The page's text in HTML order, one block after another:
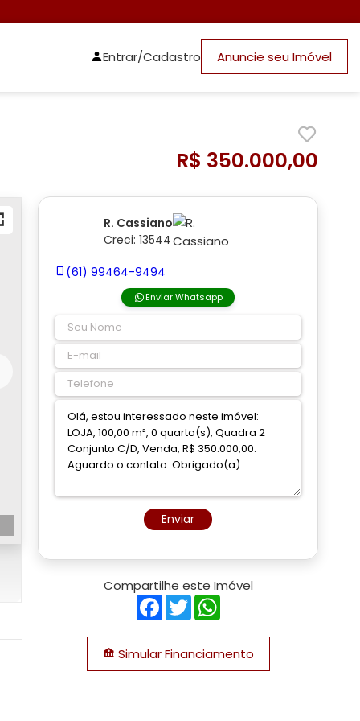
Entrar/Cadastro Anuncie seu Imóvel
R$ 350.000,00
R. Cassiano
Creci: 13544
(61) 99464-9494
Enviar Whatsapp
Enviar
Compartilhe este Imóvel
Facebook
TwitterWhatsApp
Simular Financiamento